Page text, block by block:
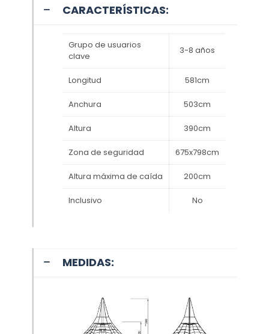
CARACTERÍSTICAS:
Grupo de usuarios
clave
3-8 años
Longitud 581cm
Anchura 503cm
Altura 390cm
Zona de seguridad 675x798cm
Altura máxima de caída 200cm
Inclusivo No
MEDIDAS: